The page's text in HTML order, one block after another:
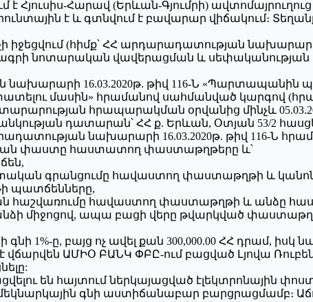
է Հյուսիս-Հարավ (Երևան-Գյումրի)
է և գտնվում է բավարար վիճակում։
իջեցվում (հիմք՝ ՀՀ արդարադատության նախարարի
նոտարական վավերացման և
նախարարի 16.03.2020թ. թիվ 116-Ն «Պարտապանին
մասին» հրամանով սահմանված կարգով
հրապարակման օրվանից մինչև
դատարան՝ ՀՀ ք. Երևան, Օտյան 53/2
նախարարի 16.03.2020թ. թիվ 116-Ն
փաստը հաստատող փաստաթղթերը և՝
գրանցումը հավաստող փաստաթղթի և
պատճենները,
հաշվառումը հավաստող փաստաթղթի և անձը
միջոցով, ապա բացի վերը թվարկված
1%-ը, բայց ոչ ավել քան 300,000.00 ՀՀ դրամ, իսկ
ԱՄԻՕ ԲԱՆԿ ՓԲԸ-ում բացված Լյովա
են հայտում ներկայացված էլեկտրոնային
գնի աստիճանաբար բարցրացմամբ։